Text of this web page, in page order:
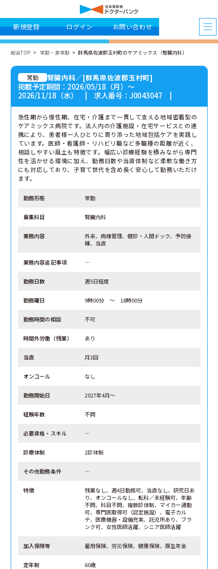
新規登録 ログイン お問い合わせ
総合TOP 常勤・非常勤 群馬県佐波郡玉村町のケアミックス（腎臓内科）
常勤 腎臓内科／[群馬県佐波郡玉村町]
掲載予定期間：2026/05/18（月）〜
2026/11/18（水） | 求人番号：J0043047 |
急性期から慢性期、在宅・介護まで一貫して支える地域密着型の
ケアミックス病院です。法人内の介護施設・在宅サービスとの連
携により、患者様一人ひとりに寄り添った地域包括ケアを実践し
ています。医師・看護師・リハビリ職など多職種の距離が近く、
相談しやすい風土も特徴です。幅広い診療経験を積みながら専門
性を活かせる環境に加え、勤務日数や当直体制など柔軟な働き方
にも対応しており、子育て世代を含め長く安心して勤務いただけ
ます。
勤務形態 常勤
募集科目 腎臓内科
業務内容
外来、病棟管理、健診・人間ドック、予防接
種、当直
業務内容追記事項 ―
勤務日数 週5日程度
勤務曜日 9時00分 ～ 18時00分
勤務時間の相談 不可
時間外労働（残業） あり
当直 月3回
オンコール なし
勤務開始日 2027年4月～
経験年数 不問
必要資格・スキル ―
診療体制 2診体制
その他勤務条件 ―
特徴
残業なし、週4日勤務可、当直なし、研究日あ
り、オンコールなし、転科／未経験可、年齢
不問、科目不問、複数診体制、マイカー通勤
可、専門医取得可（認定施設）、電子カル
テ、医療機器・設備充実、託児所あり、ブラ
ンク可、女性医師活躍、シニア医師活躍
加入保険等 雇用保険、労災保険、健康保険、厚生年金
定年制 60歳